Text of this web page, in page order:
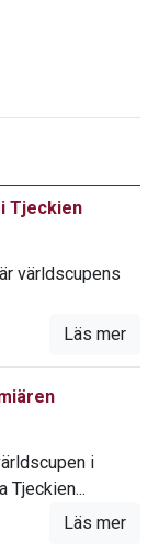
Tjeckien
världscupens
Läs mer
i
Tjeckien...
Läs mer